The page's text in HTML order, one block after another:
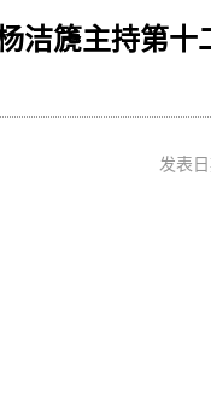
洁篪主持第十
发表日